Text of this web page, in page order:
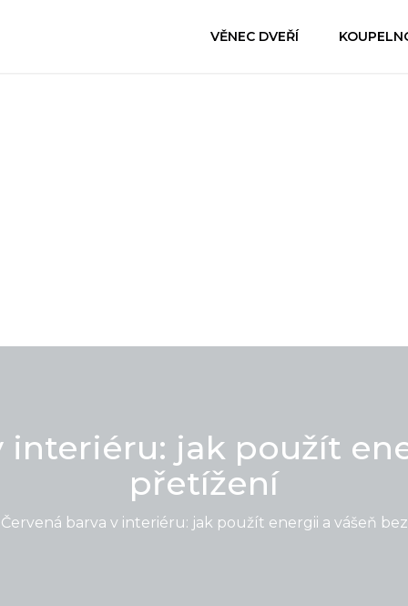
VĚNEC DVEŘÍ
interiéru: jak použít
přetížení
Červená barva v interiéru: jak použít energii a vášeň